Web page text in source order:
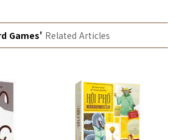
Games' Related Articles